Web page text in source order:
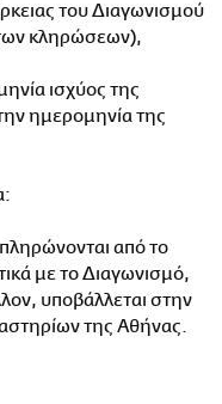
του Διαγωνισμού
κληρώσεων),
ισχύος της
ημερομηνία της
από το
με το Διαγωνισμό,
υποβάλλεται στην
της Αθήνας.